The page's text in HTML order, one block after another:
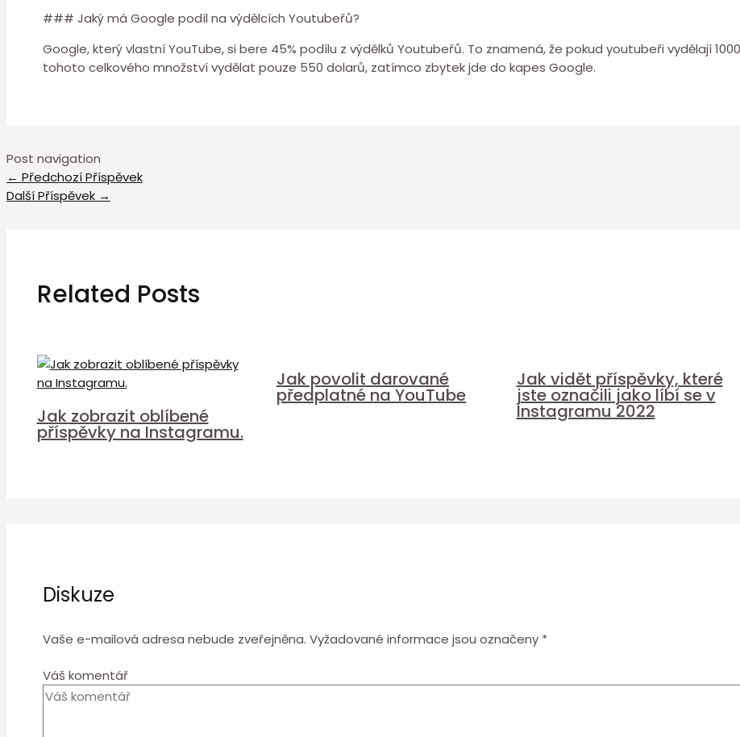
### Jaký má Google podíl na výdělcích Youtubeřů?
Google, který vlastní YouTube, si bere 45% podílu z výdělků Youtubeřů. To znamená, že pokud youtubeři vydělají
tohoto celkového množství vydělat pouze 550 dolarů, zatímco zbytek jde do kapes Google.
Post navigation
← Předchozí Příspěvek
Další Příspěvek →
Related Posts
Jak zobrazit oblíbené
příspěvky na Instagramu.
Jak povolit darované
předplatné na YouTube
Jak vidět příspěvky, které
jste označili jako líbí se v
Instagramu 2022
Diskuze
Vaše e-mailová adresa nebude zveřejněna. Vyžadované informace jsou označeny *
Váš komentář